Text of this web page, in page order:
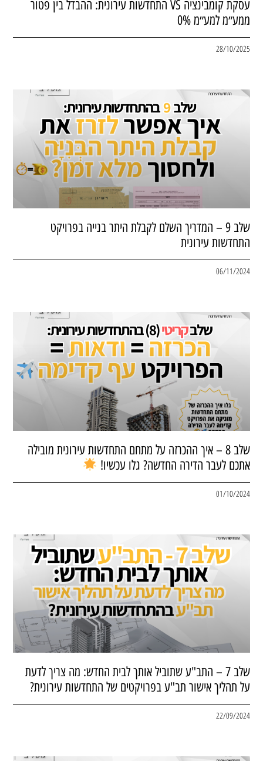
עסקת קומבינציה VS התחדשות עירונית: ההבדל בין פטור
ממע״מ למע״מ 0%
28/10/2025
שלב 9 – המדריך השלם לקבלת היתר בנייה בפרויקט
התחדשות עירונית
06/11/2024
שלב 8 – איך ההכרזה על מתחם התחדשות עירונית מובילה
אתכם לעבר הדירה החדשה? גלו עכשיו!
01/10/2024
שלב 7 – התב"ע שתוביל אותך לבית החדש: מה צריך לדעת
על תהליך אישור תב"ע בפרויקטים של התחדשות עירונית?
22/09/2024